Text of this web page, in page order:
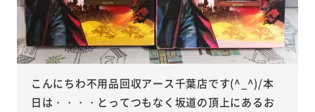
こんにちわ不用品回収アース千葉店です(^_^)/本
日は・・・・とってつもなく坂道の頂上にあるお